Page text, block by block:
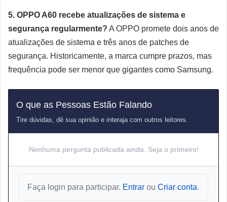
5. OPPO A60 recebe atualizações de sistema e
segurança regularmente? A OPPO promete dois anos de
atualizações de sistema e três anos de patches de
segurança. Historicamente, a marca cumpre prazos, mas
frequência pode ser menor que gigantes como Samsung.
O que as Pessoas Estão Falando
Tire dúvidas, dê sua opinião e interaja com outros leitores.
Nenhuma pergunta publicada ainda. Seja o primeiro!
Faça login para participar. Entrar ou Criar conta.